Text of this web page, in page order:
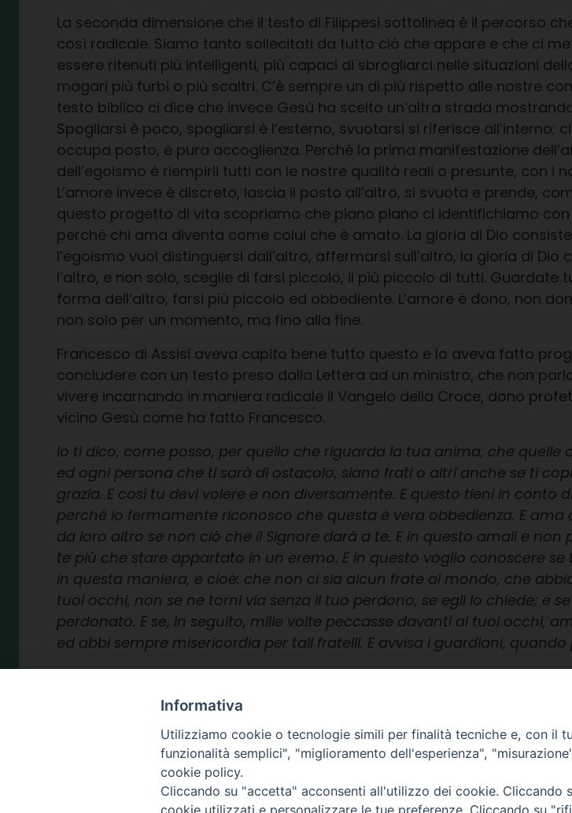
La seconda dimensione che il testo di Filippesi sottolinea è il percorso
così radicale. Siamo tanto sollecitati da tutto ciò che appare e che ci
essere ritenuti più intelligenti, più capaci di sbrogliarci nelle situazioni
magari più furbi o più scaltri. C’è sempre un di più rispetto alle nostre
testo biblico ci dice che invece Gesù ha scelto un’altra strada
Spogliarsi è poco, spogliarsi è l’esterno, svuotarsi si riferisce all’interno;
occupa posto, è pura accoglienza. Perché la prima manifestazione
dell’egoismo è riempirli tutti con le nostre qualità reali o presunte, con i
L’amore invece è discreto, lascia il posto all’altro, si svuota e prende,
questo progetto di vita scopriamo che piano piano ci identifichiamo
perché chi ama diventa come colui che è amato. La gloria di Dio
l’egoismo vuol distinguersi dall’altro, affermarsi sull’altro, la gloria di
l’altro, e non solo, sceglie di farsi piccolo, il più piccolo di tutti.
forma dell’altro, farsi più piccolo ed obbediente. L’amore è dono, non
non solo per un momento, ma fino alla fine.
Francesco di Assisi aveva capito bene tutto questo e lo aveva fatto
concludere con un testo preso dalla Lettera ad un ministro, che non
vivere incarnando in maniera radicale il Vangelo della Croce, dono
vicino Gesù come ha fatto Francesco.
Io ti dico, come posso, per quello che riguarda la tua anima, che quelle
ed ogni persona che ti sarà di ostacolo, siano frati o altri anche se ti
grazia. E così tu devi volere e non diversamente. E questo tieni in conto
perché io fermamente riconosco che questa è vera obbedienza. E
da loro altro se non ciò che il Signore darà a te. E in questo amali e
te più che stare appartato in un eremo. E in questo voglio conoscere
in questa maniera, e cioè: che non ci sia alcun frate al mondo, che
tuoi occhi, non se ne torni via senza il tuo perdono, se egli lo chiede; e
perdonato. E se, in seguito, mille volte peccasse davanti ai tuoi occhi,
ed abbi sempre misericordia per tali fratelli. E avvisa i guardiani,
Informativa
Utilizziamo cookie o tecnologie simili per finalità tecniche e, con il
funzionalità semplici", "miglioramento dell'esperienza",
cookie policy.
Cliccando su "accetta" acconsenti all'utilizzo dei cookie. Cliccando